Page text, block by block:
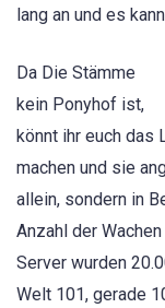
lang an und es
Da Die Stämme
kein Ponyhof ist,
könnt ihr euch das
machen und sie
allein, sondern in
Anzahl der
Server wurden
Welt 101, gerade